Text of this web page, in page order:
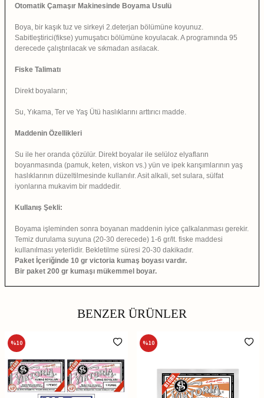
Otomatik Çamaşır Makinesinde Boyama Usulü
Boya, bir kaşık tuz ve sirkeyi 2.deterjan bölümüne koyunuz.
Sabitleştirici(fikse) yumuşatıcı bölümüne koyulacak. A programında 95
derecede çalıştırılacak ve sıkmadan asılacak.
Fiske Talimatı
Direkt boyaların;
Su, Yıkama, Ter ve Yaş Ütü haslıklarını arttırıcı madde.
Maddenin Özellikleri
Su ile her oranda çözülür. Direkt boyalar ile selüloz elyafların
boyanmasında (pamuk, keten, viskon vs.) yün ve ipek karışımlarının yaş
haslıklarının düzeltilmesinde kullanılır. Asit alkali, set sulara, sülfat
iyonlarına mukavim bir maddedir.
Kullanış Şekli:
Boyama işleminden sonra boyanan maddenin iyice çalkalanması gerekir.
Temiz durulama suyuna (20-30 derecede) 1-6 gr/lt. fiske maddesi
kullanılması yeterlidir. Bekletilme süresi 20-30 dakikadır.
Paket İçeriğinde 10 gr victoria kumaş boyası vardır.
Bir paket 200 gr kumaşı mükemmel boyar.
BENZER ÜRÜNLER
%10 %10